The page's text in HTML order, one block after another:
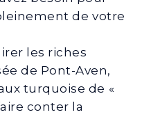
de votre
les riches
de Pont-Aven,
turquoise de «
conter la